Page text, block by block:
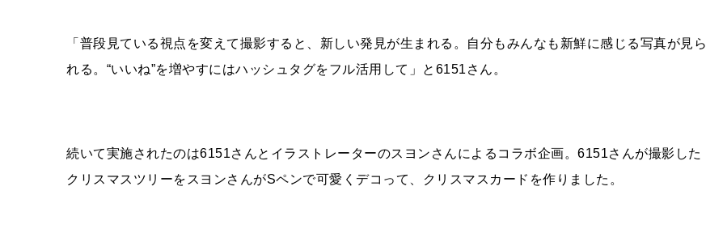
「普段見ている視点を変えて撮影すると、新しい発見が生まれる。自分もみんなも新鮮に感じる写真が見ら
れる。“いいね”を増やすにはハッシュタグをフル活用して」と6151さん。
続いて実施されたのは6151さんとイラストレーターのスヨンさんによるコラボ企画。6151さんが撮影した
クリスマスツリーをスヨンさんがSペンで可愛くデコって、クリスマスカードを作りました。